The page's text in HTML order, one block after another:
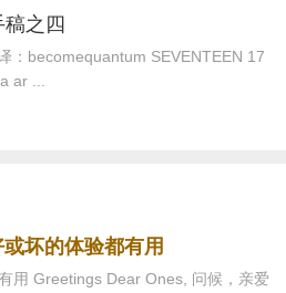
稿之四
：becomequantum SEVENTEEN 17
ar ...
或坏的体验都有用
用 Greetings Dear Ones, 问候，亲爱